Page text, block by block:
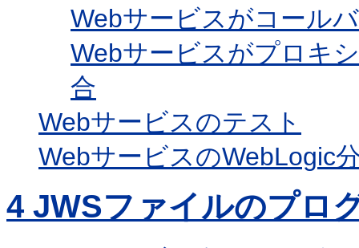
Webサービスがコール
Webサービスがプロキ
合
Webサービスのテスト
WebサービスのWebLogic
4 JWSファイルのプロ